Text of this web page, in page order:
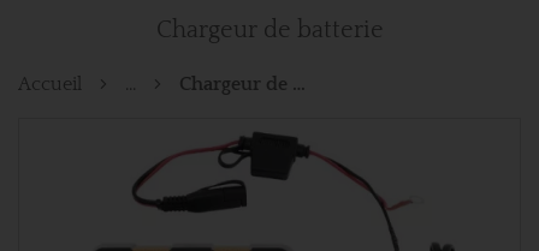
Chargeur de batterie
Accueil ... Chargeur de batterie